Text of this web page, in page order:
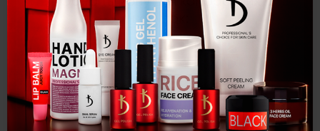
покупок:
Укр Рус Eng
Згорнути
Персонально для вас